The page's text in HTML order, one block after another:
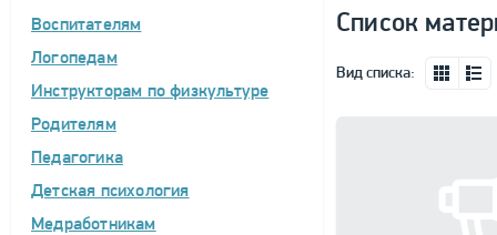
Воспитателям
Логопедам
Инструкторам по физкультуре
Родителям
Педагогика
Детская психология
Медработникам
Список
Вид списка: